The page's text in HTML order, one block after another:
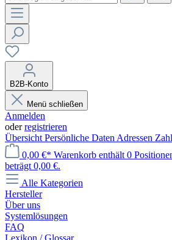
B2B-Konto
Menü schließen
Anmelden
oderregistrieren
Übersicht Persönliche Daten Adressen
0,00 €* Warenkorb enthält 0
beträgt 0,00 €.
Alle Kategorien
Hersteller
Über uns
Systemlösungen
FAQ
Lexikon / Glossar